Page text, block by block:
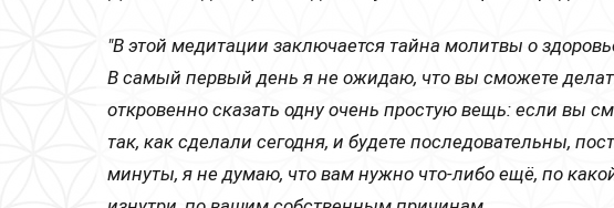
"В этой медитации заключается тайна молитвы о
В самый первый день я не ожидаю, что вы сможете
откровенно сказать одну очень простую вещь: если вы
так, как сделали сегодня, и будете последовательны,
минуты, я не думаю, что вам нужно что-либо ещё, по